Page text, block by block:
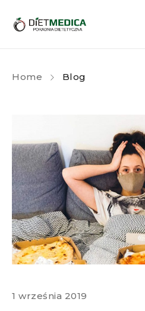
Home Blog
1 września 2019